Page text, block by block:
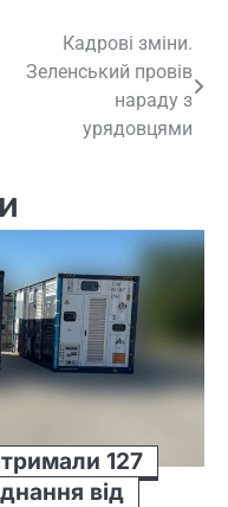
Кадрові зміни.
Зеленський провів
нараду з
урядовцями
127
від